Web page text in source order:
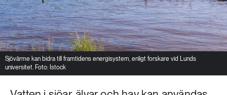
Sjövärme kan bidra till framtidens energisystem, enligt forskare vid Lunds
universitet. Foto: Istock